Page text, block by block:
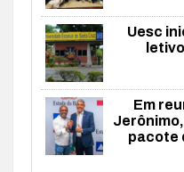
Uesc
Em
pacote